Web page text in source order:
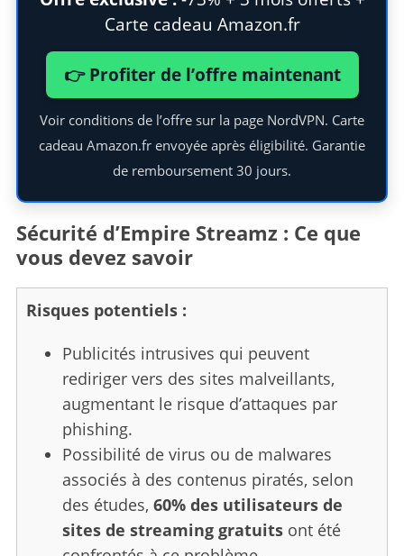
Carte cadeau Amazon.fr
👉 Profiter de l’offre maintenant
Voir conditions de l’offre sur la page NordVPN. Carte
cadeau Amazon.fr envoyée après éligibilité. Garantie
de remboursement 30 jours.
Sécurité d’Empire Streamz : Ce que
vous devez savoir
Risques potentiels :
Publicités intrusives qui peuvent
rediriger vers des sites malveillants,
augmentant le risque d’attaques par
phishing.
Possibilité de virus ou de malwares
associés à des contenus piratés, selon
des études, 60% des utilisateurs de
sites de streaming gratuitsont été